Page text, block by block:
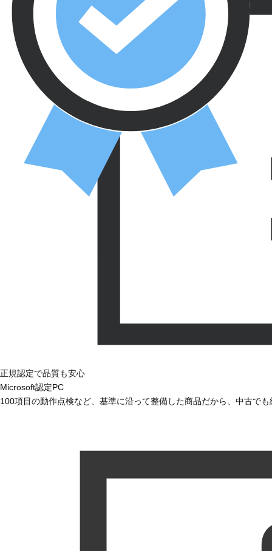
正規認定で品質も安心
Microsoft認定PC
100項目の動作点検など、基準に沿って整備した商品だから、中古で